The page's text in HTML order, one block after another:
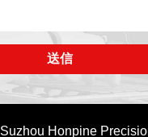
送信
Suzhou Honpine